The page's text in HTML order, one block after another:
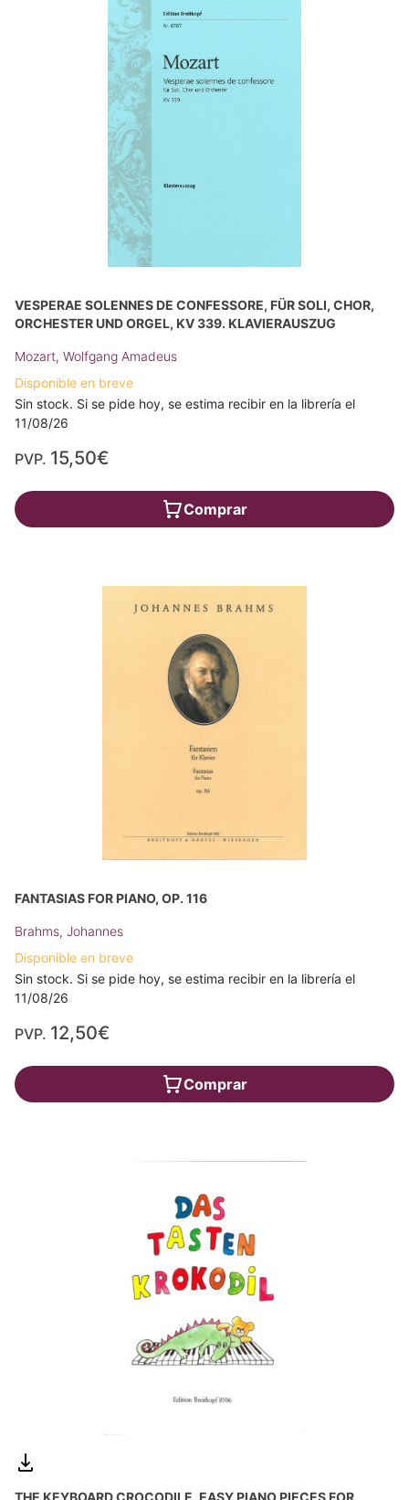
VESPERAE SOLENNES DE CONFESSORE, FÜR SOLI, CHOR,
ORCHESTER UND ORGEL, KV 339. KLAVIERAUSZUG
Mozart, Wolfgang Amadeus
Disponible en breve
Sin stock. Si se pide hoy, se estima recibir en la librería el
11/08/26
PVP. 15,50€
Comprar
FANTASIAS FOR PIANO, OP. 116
Brahms, Johannes
Disponible en breve
Sin stock. Si se pide hoy, se estima recibir en la librería el
11/08/26
PVP. 12,50€
Comprar
THE KEYBOARD CROCODILE, EASY PIANO PIECES FOR